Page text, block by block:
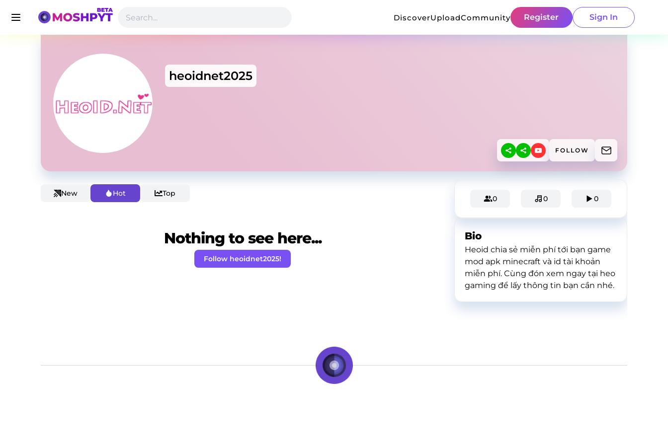
DiscoverUploadCommunity Register Sign In
heoidnet2025
FOLLOW
New Hot Top
Nothing to see here...
Follow heoidnet2025!
0 0 0
Bio
Heoid chia sẻ miễn phí tới bạn game
mod apk minecraft và id tài khoản
miễn phí. Cùng đón xem ngay tại heo
gaming để lấy thông tin bạn cần nhé.